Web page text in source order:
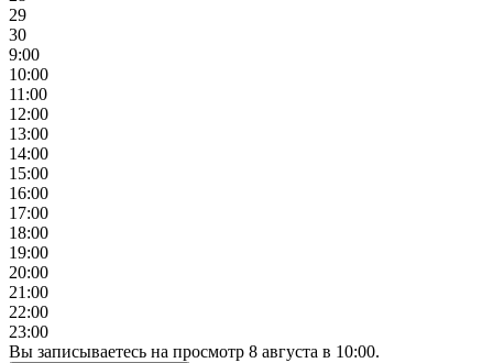
29
30
9:00
10:00
11:00
12:00
13:00
14:00
15:00
16:00
17:00
18:00
19:00
20:00
21:00
22:00
23:00
Вы записываетесь на просмотр 8 августа в 10:00.